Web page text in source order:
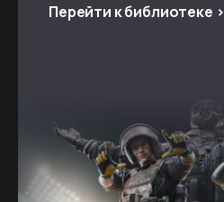
Перейти к библиотеке >